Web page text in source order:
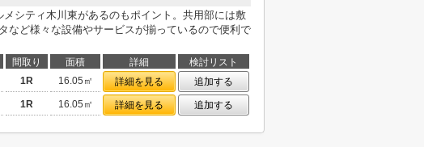
シティ木川東があるのもポイント。共用部には敷
など様々な設備やサービスが揃っているので便利で
間取り 面積 詳細
検討リスト
1R 16.05㎡ 詳細を見る
追加する
1R 16.05㎡ 詳細を見る 追加する